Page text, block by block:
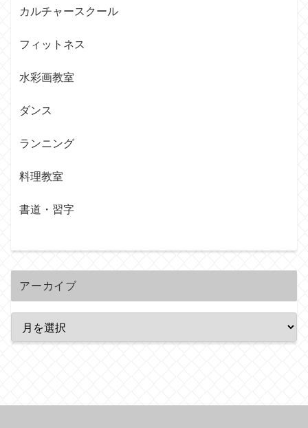
カルチャースクール
フィットネス
水彩画教室
ダンス
ランニング
料理教室
書道・習字
アーカイブ